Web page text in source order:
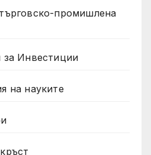
промишлена
за Инвестиции
на науките